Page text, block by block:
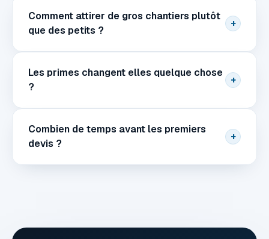
Comment attirer de gros chantiers plutôt
que des petits ?
+
Les primes changent elles quelque chose
?
+
Combien de temps avant les premiers
devis ?
+